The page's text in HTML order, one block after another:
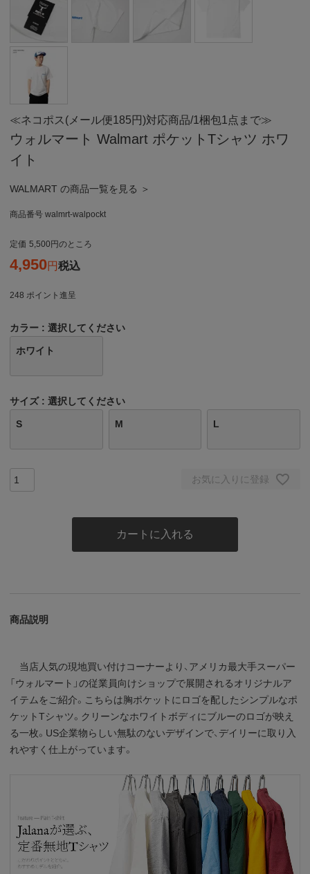
≪ネコポス(メール便185円)対応商品/1梱包1点まで≫
ウォルマート Walmart ポケットTシャツ ホワ
イト
WALMART の商品一覧を見る ＞
商品番号 walmrt-walpockt
定価 5,500 のところ
4,950 税込
248 ポイント進呈
カラー 選択してください
ホワイト
サイズ 選択してください
S M L
お気に入りに登録
カートに入れる
商品説明
当店人気の現地買い付けコーナーより、アメリカ最大手スーパー
「ウォルマート」の従業員向けショップで展開されるオリジナルア
イテムをご紹介。こちらは胸ポケットにロゴを配したシンプルなポ
ケットTシャツ。クリーンなホワイトボディにブルーのロゴが映え
る一枚。US企業物らしい無駄のないデザインで、デイリーに取り入
れやすく仕上がっています。